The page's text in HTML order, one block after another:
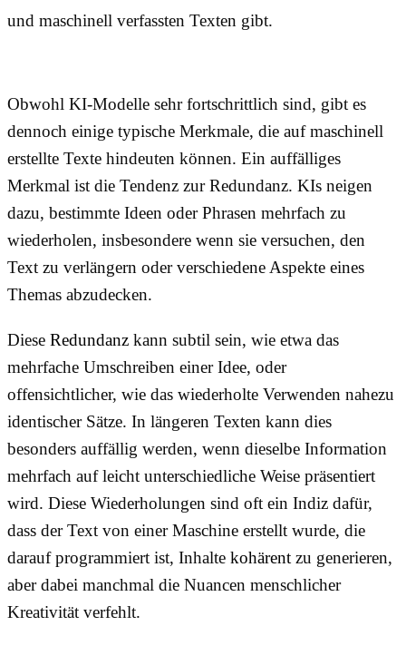
und maschinell verfassten Texten gibt.
Obwohl KI-Modelle sehr fortschrittlich sind, gibt es
dennoch einige typische Merkmale, die auf maschinell
erstellte Texte hindeuten können. Ein auffälliges
Merkmal ist die Tendenz zur Redundanz. KIs neigen
dazu, bestimmte Ideen oder Phrasen mehrfach zu
wiederholen, insbesondere wenn sie versuchen, den
Text zu verlängern oder verschiedene Aspekte eines
Themas abzudecken.
Diese Redundanz kann subtil sein, wie etwa das
mehrfache Umschreiben einer Idee, oder
offensichtlicher, wie das wiederholte Verwenden nahezu
identischer Sätze. In längeren Texten kann dies
besonders auffällig werden, wenn dieselbe Information
mehrfach auf leicht unterschiedliche Weise präsentiert
wird. Diese Wiederholungen sind oft ein Indiz dafür,
dass der Text von einer Maschine erstellt wurde, die
darauf programmiert ist, Inhalte kohärent zu generieren,
aber dabei manchmal die Nuancen menschlicher
Kreativität verfehlt.